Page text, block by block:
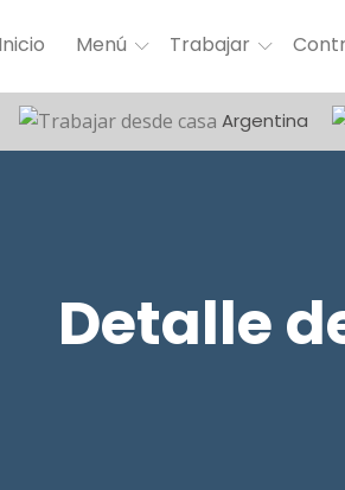
Inicio Menú Trabajar
Argentina
Detalle